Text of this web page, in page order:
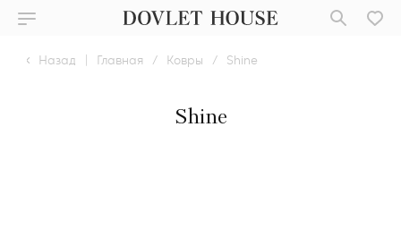
Назад | Главная / Ковры / Shine
Shine